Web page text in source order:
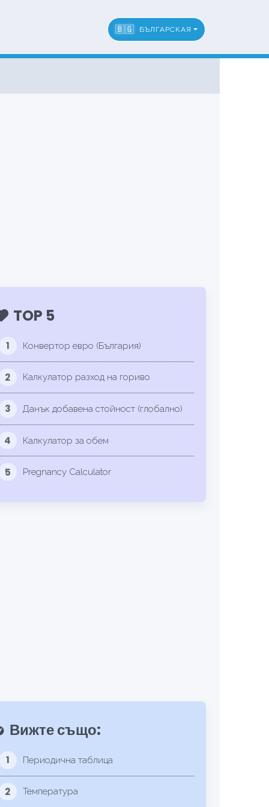
🇧🇬 БЪЛГАРСКАЯ
TOP 5
1 Конвертор евро (България)
2 Калкулатор разход на гориво
3 Данък добавена стойност (глобално)
4 Калкулатор за обем
5 Pregnancy Calculator
Вижте също:
1 Периодична таблица
2 Температура